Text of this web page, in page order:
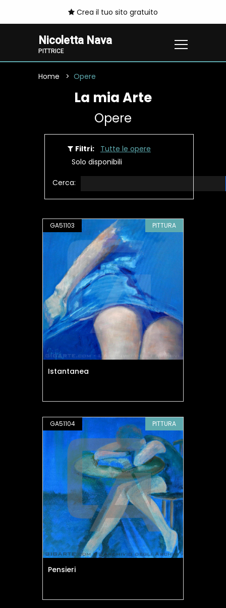
Crea il tuo sito gratuito
Nicoletta Nava
PITTRICE
Home Opere
La mia Arte
Opere
Filtri:
Tutte le opere
Solo disponibili
Cerca:
GA51103 PITTURA
Istantanea
GA51104 PITTURA
Pensieri